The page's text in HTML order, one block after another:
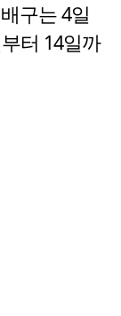
구는 4일
터 14일까